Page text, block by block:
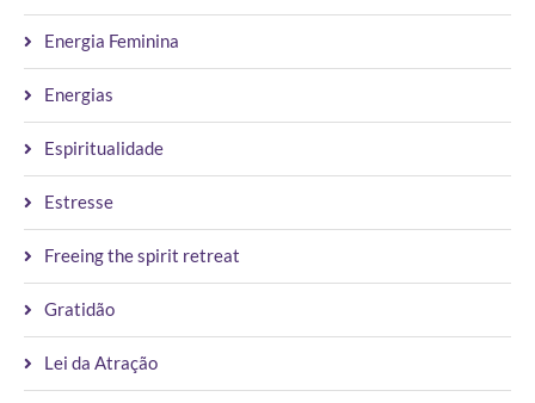
Energia Feminina
Energias
Espiritualidade
Estresse
Freeing the spirit retreat
Gratidão
Lei da Atração